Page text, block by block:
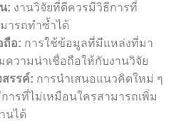
: งานวิจัยที่ดีควรมีวิธีการที่
ารถทำซ้ำได้
ถือ: การใช้ข้อมูลที่มีแหล่งที่มา
ความน่าเชื่อถือให้กับงานวิจัย
รรค์: การนำเสนอแนวคิดใหม่ ๆ
ารที่ไม่เหมือนใครสามารถเพิ่ม
นได้